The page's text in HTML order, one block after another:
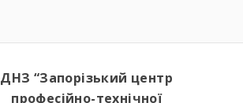
ДНЗ “Запорізький центр
професійно-технічної